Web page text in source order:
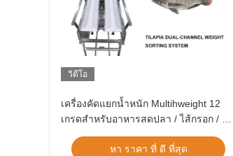
วิดีโอ
เครื่องคัดแยกน้ำหนัก Multihweight 12
เกรดสำหรับอาหารสดปลา / ไส้กรอก / ไข่
หา ราคา ที่ ดี ที่สุด